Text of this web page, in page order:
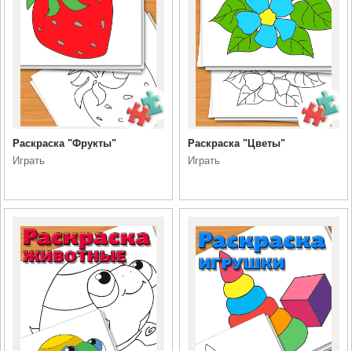
Раскраска "Фрукты"
Играть
Раскраска "Цветы"
Играть